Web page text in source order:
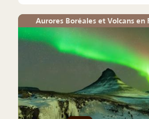
Aurores Boréales et Volcans en